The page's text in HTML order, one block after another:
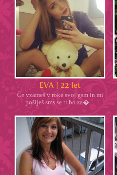
Če vzameš v roke svoj gsm in mi
pošlješ sms se ti bo za� ...